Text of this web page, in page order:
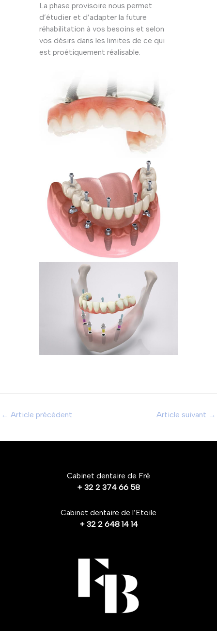
La phase provisoire nous permet
d’étudier et d’adapter la future
réhabilitation à vos besoins et selon
vos désirs dans les limites de ce qui
est proétiquement réalisable.
← Article précédent Article suivant →
Cabinet dentaire de Fré
+ 32 2 374 66 58​
Cabinet dentaire de l’Etoile
+ 32 2648 14 14​